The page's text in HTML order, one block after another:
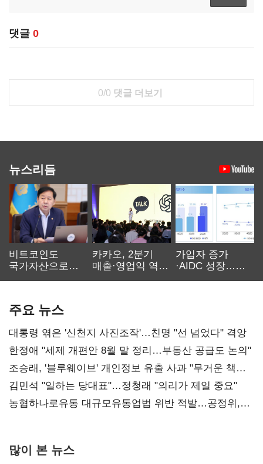
댓글 0
0/0 댓글 더보기
뉴스리듬
비트코인도
국가자산으로…'
카카오, 2분기
매출·영업익 역대
가입자 증가
·AIDC 성장…
주요 뉴스
대통령 엮은 '신천지 사진조작'…친명 "선 넘었다" 격앙
한정애 "세제 개편안 8월 말 정리…부동산 공급도 논의"
조승래, '블루웨이브' 개인정보 유출 사과 "무거운 책임
통감"
김민석 "일하는 당대표"…정청래 "의리가 제일 중요"
농협하나로유통 대규모유통업법 위반 적발…공정위,
많이 본 뉴스